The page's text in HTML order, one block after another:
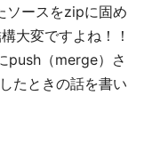
ソースをzipに固め
大変ですよね！！
push（merge）さ
たときの話を書い